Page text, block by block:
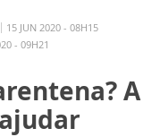
15 JUN 2020 - 08H15
- 09H21
A